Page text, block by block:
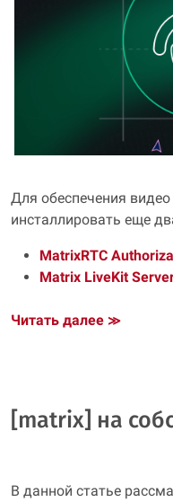
Для обеспечения
инсталлировать еще
MatrixRTC
Matrix LiveKit
Читать далее ≫
[matrix] на
В данной статье